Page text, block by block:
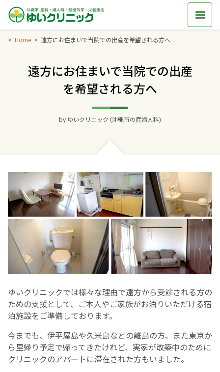
Skip
content
Home 遠方にお住まいで当院での出産を希望される方へ
遠方にお住まいで当院での出産
を希望される方へ
by ゆいクリニック (沖縄市の産婦人科)
ゆいクリニックでは様々な理由で遠方から受診される方の
ための支援として、ご本人やご家族がお泊りいただける宿
泊施設をご準備しております。
今までも、伊平屋島や久米島などの離島の方、また東京か
ら里帰り予定で帰ってきたけれど、実家が改築中のために
クリニックのアパートに滞在された方もいました。
Home
院長からのごあいさつ
ゆいクリニックの経営理念
診療料金
妊婦健診
お産について
親と子の結びつき支援
母乳育児
予防接種
その他の診療内容